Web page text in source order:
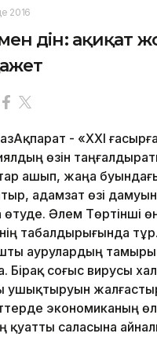
2016
дін: ақиқат
- «ХХІ
өзін
ашып, жаңа
адамзат өзі
Әлем Төртінші
табалдырығында
аурулардың
Бірақ соғыс вирусы
ушықтыруын
экономиканың
қуатты саласына